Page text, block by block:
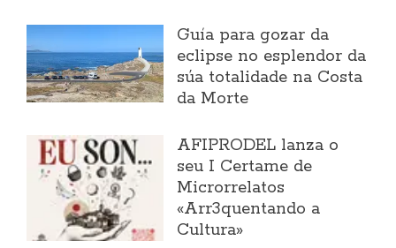
Guía para gozar da
eclipse no esplendor da
súa totalidade na Costa
da Morte
AFIPRODEL lanza o
seu I Certame de
Microrrelatos
«Arr3quentando a
Cultura»